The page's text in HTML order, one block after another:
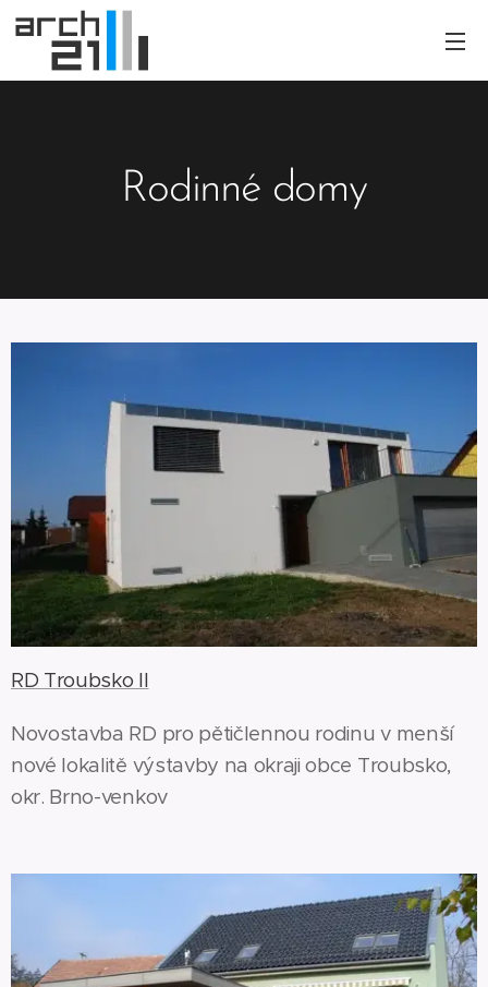
Rodinné domy
RD Troubsko II
Novostavba RD pro pětičlennou rodinu v menší
nové lokalitě výstavby na okraji obce Troubsko,
okr. Brno-venkov